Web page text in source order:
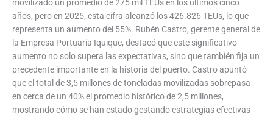
movilizado un promedio de 275 mil TEUs en los últimos cinco
años, pero en 2025, esta cifra alcanzó los 426.826 TEUs, lo que
representa un aumento del 55%. Rubén Castro, gerente general de
la Empresa Portuaria Iquique, destacó que este significativo
aumento no solo supera las expectativas, sino que también fija un
precedente importante en la historia del puerto. Castro apuntó
que el total de 3,5 millones de toneladas movilizadas sobrepasa
en cerca de un 40% el promedio histórico de 2,5 millones,
mostrando cómo se han estado gestando estrategias efectivas